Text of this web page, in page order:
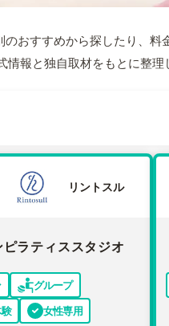
おすすめから探したり、
報と独自取材をもとに整理
リントスル
ピラティススタジオ
グループ
女性専用